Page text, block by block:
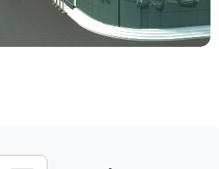
itibarını ve halının markasını koruyan
servislerin desteklenmesi.
anlayış ve sistem ile yürüyen,